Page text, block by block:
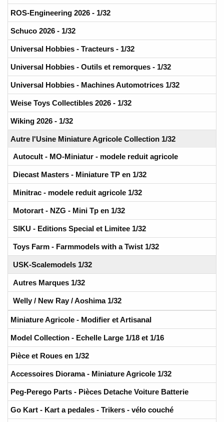
ROS-Engineering 2026 - 1/32
Schuco 2026 - 1/32
Universal Hobbies - Tracteurs - 1/32
Universal Hobbies - Outils et remorques - 1/32
Universal Hobbies - Machines Automotrices 1/32
Weise Toys Collectibles 2026 - 1/32
Wiking 2026 - 1/32
Autre l'Usine Miniature Agricole Collection 1/32
Autocult - MO-Miniatur - modele reduit agricole
Diecast Masters - Miniature TP en 1/32
Minitrac - modele reduit agricole 1/32
Motorart - NZG - Mini Tp en 1/32
SIKU - Editions Special et Limitee 1/32
Toys Farm - Farmmodels with a Twist 1/32
USK-Scalemodels 1/32
Autres Marques 1/32
Welly / New Ray / Aoshima 1/32
Miniature Agricole - Modifier et Artisanal
Model Collection - Echelle Large 1/18 et 1/16
Pièce et Roues en 1/32
Accessoires Diorama - Miniature Agricole 1/32
Peg-Perego Parts - Pièces Detache Voiture Batterie
Go Kart - Kart a pedales - Trikers - vélo couché